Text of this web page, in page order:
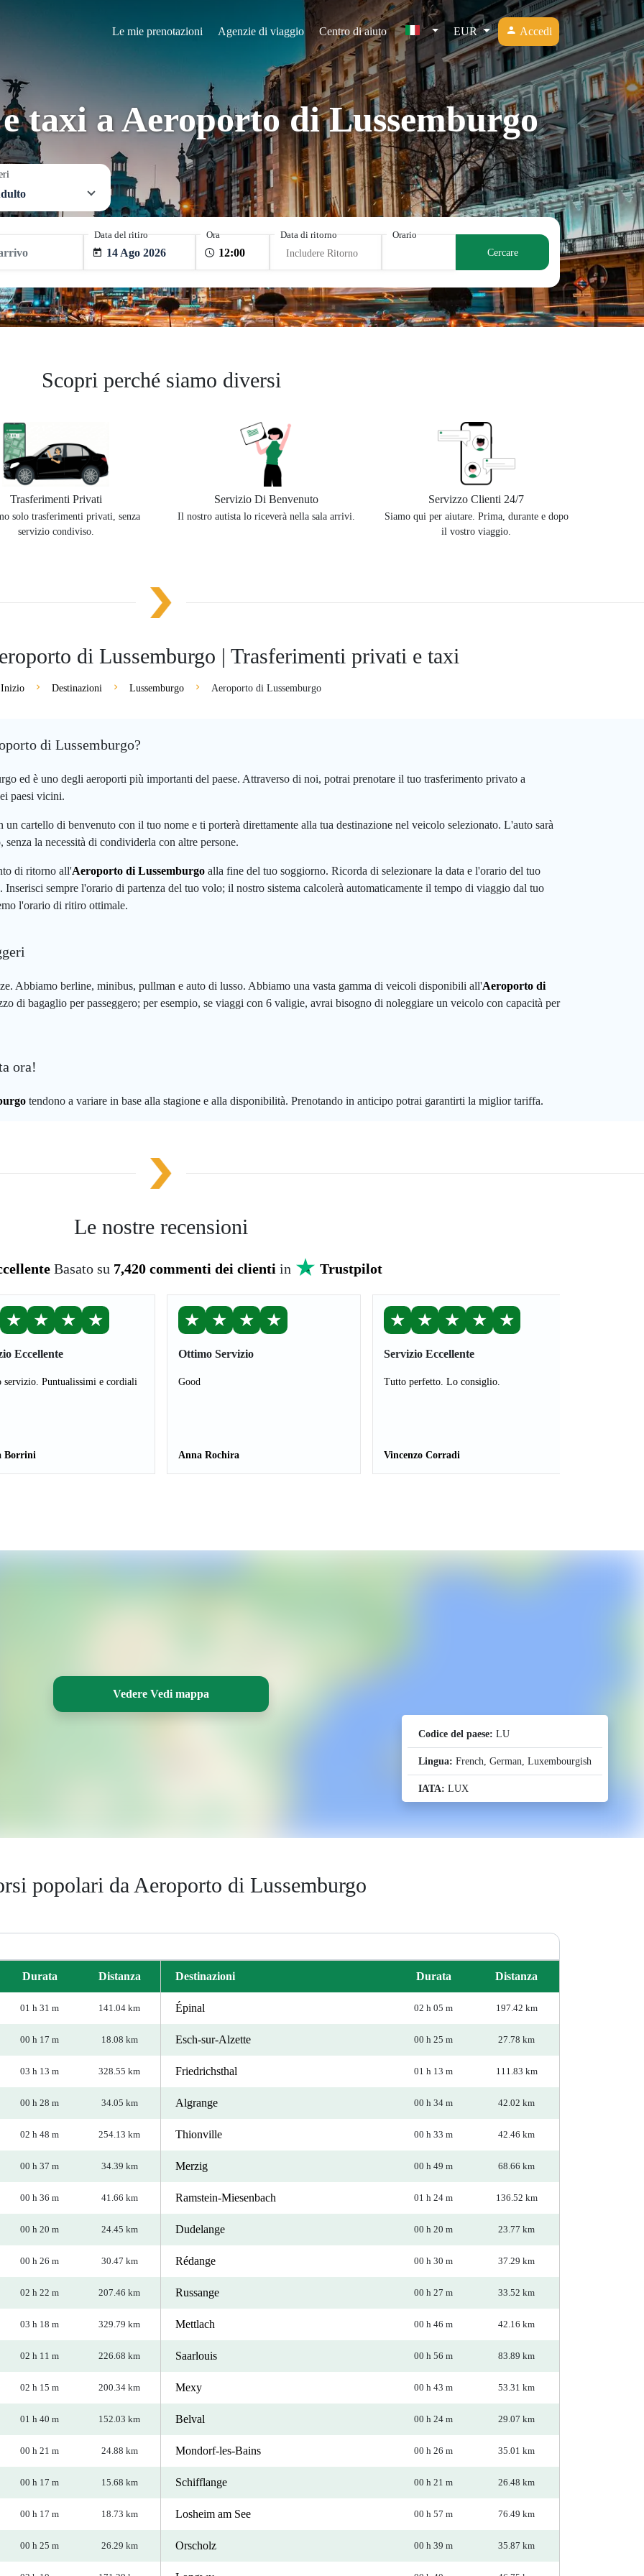
Le mie prenotazioni Agenzie di viaggio Centro di aiuto EUR Accedi
taxi a Aeroporto di Lussemburgo
Data del ritiro
14 Ago 2026
Ora
Data di ritorno
Includere Ritorno
Orario
Cercare
Scopri perché siamo diversi
Trasferimenti Privati
solo trasferimenti privati, senza
servizio condiviso.
Servizio Di Benvenuto
Il nostro autista lo riceverà nella sala arrivi.
Servizzo Clienti 24/7
Siamo qui per aiutare. Prima, durante e dopo
il vostro viaggio.
di Lussemburgo | Trasferimenti privati e taxi
Inizio Destinazioni Lussemburgo Aeroporto di Lussemburgo
di Lussemburgo?
ed è uno degli aeroporti più importanti del paese. Attraverso di noi, potrai prenotare il tuo trasferimento privato a
paesi vicini.
cartello di benvenuto con il tuo nome e ti porterà direttamente alla tua destinazione nel veicolo selezionato. L'auto sarà
la necessità di condividerla con altre persone.
di ritorno all'Aeroporto di Lussemburgo alla fine del tuo soggiorno. Ricorda di selezionare la data e l'orario del tuo
sempre l'orario di partenza del tuo volo; il nostro sistema calcolerà automaticamente il tempo di viaggio dal tuo
l'orario di ritiro ottimale.
Abbiamo berline, minibus, pullman e auto di lusso. Abbiamo una vasta gamma di veicoli disponibili all'Aeroporto di
di bagaglio per passeggero; per esempio, se viaggi con 6 valigie, avrai bisogno di noleggiare un veicolo con capacità per
ora!
tendono a variare in base alla stagione e alla disponibilità. Prenotando in anticipo potrai garantirti la miglior tariffa.
Le nostre recensioni
Basato su 7,420 commenti dei clienti in Trustpilot
★ ★ ★ ★
Eccellente
servizio. Puntualissimi e cordiali
Borrini
★ ★ ★ ★
Ottimo Servizio
Good
Anna Rochira
★ ★ ★ ★ ★
Servizio Eccellente
Tutto perfetto. Lo consiglio.
Vincenzo Corradi
Vedere Vedi mappa
Codice del paese: LU
Lingua: French, German, Luxembourgish
IATA: LUX
popolari da Aeroporto di Lussemburgo
Durata Distanza
01 h 31 m 141.04 km
00 h 17 m 18.08 km
03 h 13 m 328.55 km
00 h 28 m 34.05 km
02 h 48 m 254.13 km
00 h 37 m 34.39 km
00 h 36 m 41.66 km
00 h 20 m 24.45 km
00 h 26 m 30.47 km
02 h 22 m 207.46 km
03 h 18 m 329.79 km
02 h 11 m 226.68 km
02 h 15 m 200.34 km
01 h 40 m 152.03 km
00 h 21 m 24.88 km
00 h 17 m 15.68 km
00 h 17 m 18.73 km
00 h 25 m 26.29 km
Destinazioni Durata Distanza
Épinal 02 h 05 m 197.42 km
Esch-sur-Alzette 00 h 25 m 27.78 km
Friedrichsthal 01 h 13 m 111.83 km
Algrange 00 h 34 m 42.02 km
Thionville 00 h 33 m 42.46 km
Merzig 00 h 49 m 68.66 km
Ramstein-Miesenbach 01 h 24 m 136.52 km
Dudelange 00 h 20 m 23.77 km
Rédange 00 h 30 m 37.29 km
Russange 00 h 27 m 33.52 km
Mettlach 00 h 46 m 42.16 km
Saarlouis 00 h 56 m 83.89 km
Mexy 00 h 43 m 53.31 km
Belval 00 h 24 m 29.07 km
Mondorf-les-Bains 00 h 26 m 35.01 km
Schifflange 00 h 21 m 26.48 km
Losheim am See 00 h 57 m 76.49 km
Orscholz 00 h 39 m 35.87 km